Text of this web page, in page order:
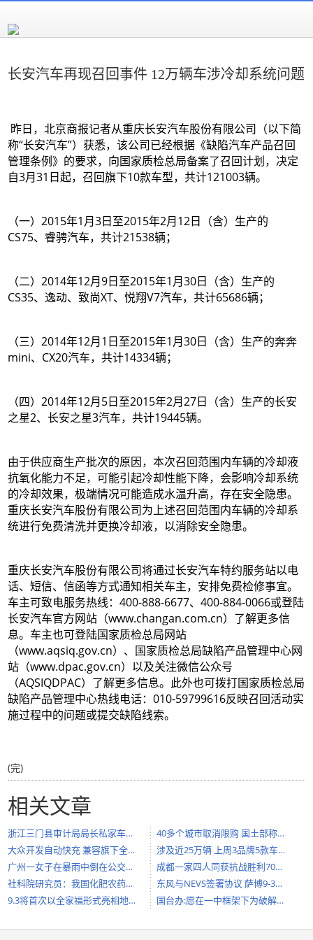
长安汽车再现召回事件 12万辆车涉冷却系统问题
昨日，北京商报记者从重庆长安汽车股份有限公司（以下简
称“长安汽车”）获悉，该公司已经根据《缺陷汽车产品召回
管理条例》的要求，向国家质检总局备案了召回计划，决定
自3月31日起，召回旗下10款车型，共计121003辆。
（一）2015年1月3日至2015年2月12日（含）生产的
CS75、睿骋汽车，共计21538辆；
（二）2014年12月9日至2015年1月30日（含）生产的
CS35、逸动、致尚XT、悦翔V7汽车，共计65686辆；
（三）2014年12月1日至2015年1月30日（含）生产的奔奔
mini、CX20汽车，共计14334辆；
（四）2014年12月5日至2015年2月27日（含）生产的长安
之星2、长安之星3汽车，共计19445辆。
由于供应商生产批次的原因，本次召回范围内车辆的冷却液
抗氧化能力不足，可能引起冷却性能下降，会影响冷却系统
的冷却效果，极端情况可能造成水温升高，存在安全隐患。
重庆长安汽车股份有限公司为上述召回范围内车辆的冷却系
统进行免费清洗并更换冷却液，以消除安全隐患。
重庆长安汽车股份有限公司将通过长安汽车特约服务站以电
话、短信、信函等方式通知相关车主，安排免费检修事宜。
车主可致电服务热线：400-888-6677、400-884-0066或登陆
长安汽车官方网站（www.changan.com.cn）了解更多信
息。车主也可登陆国家质检总局网站
（www.aqsiq.gov.cn）、国家质检总局缺陷产品管理中心网
站（www.dpac.gov.cn）以及关注微信公众号
（AQSIQDPAC）了解更多信息。此外也可拨打国家质检总局
缺陷产品管理中心热线电话：010-59799616反映召回活动实
施过程中的问题或提交缺陷线索。
(完)
相关文章
浙江三门县审计局局长私家车撞电瓶车
40多个城市取消限购 国土部称其不能定
大众开发自动快充 兼容旗下全新电动车
涉及近25万辆 上周3品牌5款车全球召回
广州一女子在暴雨中倒在公交车站台 不
成都一家四人同获抗战胜利70周年纪念章
社科院研究员：我国化肥农药用量世界
东风与NEVS签署协议 萨博9-3电动车或国产
9.3将首次以全家福形式亮相地面防空反
国台办:愿在一中框架下为破解政治难题